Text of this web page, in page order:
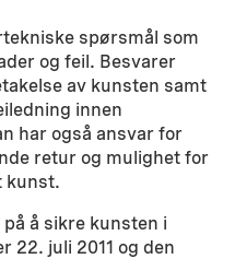
spørsmål som
og feil. Besvarer
av kunsten samt
innen
har også ansvar for
retur og mulighet for
kunst.
å sikre kunsten i
22. juli 2011 og den